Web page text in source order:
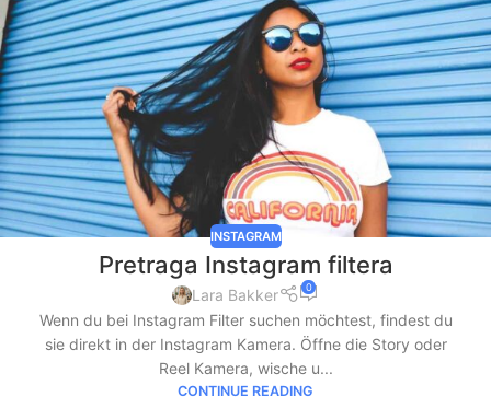
INSTAGRAM
Pretraga Instagram filtera
Lara Bakker 0
Wenn du bei Instagram Filter suchen möchtest, findest du
sie direkt in der Instagram Kamera. Öffne die Story oder
Reel Kamera, wische u...
CONTINUE READING